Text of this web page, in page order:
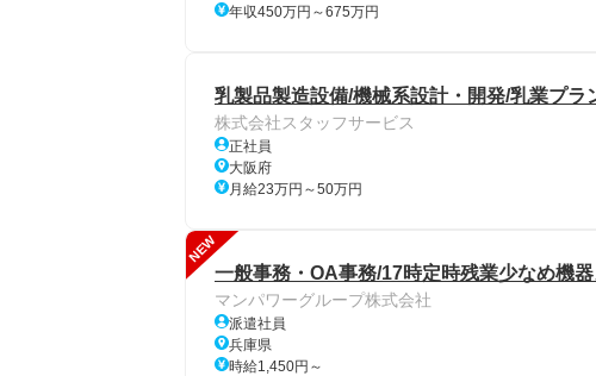
年収450万円～675万円
乳製品製造設備/機械系設計・開発/乳業プラ
株式会社スタッフサービス
正社員
大阪府
月給23万円～50万円
NEW
一般事務・OA事務/17時定時残業少なめ機
マンパワーグループ株式会社
派遣社員
兵庫県
時給1,450円～